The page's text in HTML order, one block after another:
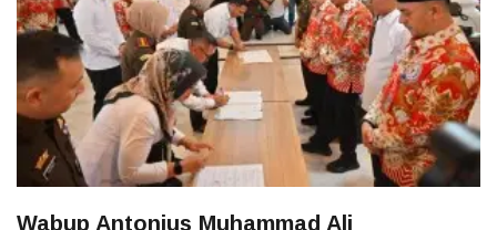
Wabup Antonius Muhammad Ali